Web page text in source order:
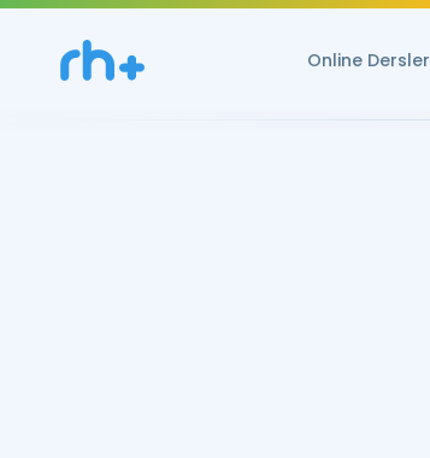
Online Dersler